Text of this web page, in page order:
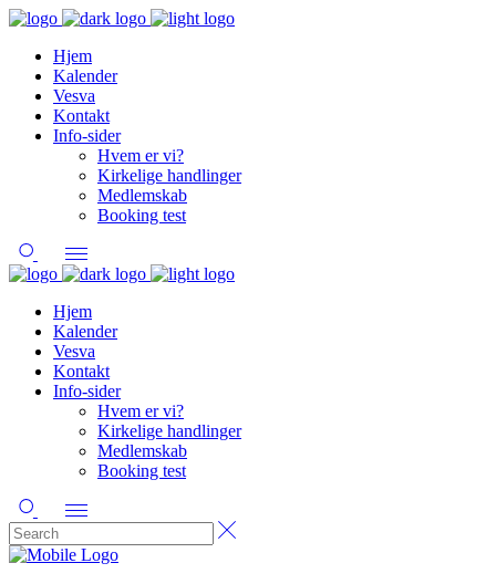
Hjem
Kalender
Vesva
Kontakt
Info-sider
Hvem er vi?
Kirkelige handlinger
Medlemskab
Booking test
Hjem
Kalender
Vesva
Kontakt
Info-sider
Hvem er vi?
Kirkelige handlinger
Medlemskab
Booking test